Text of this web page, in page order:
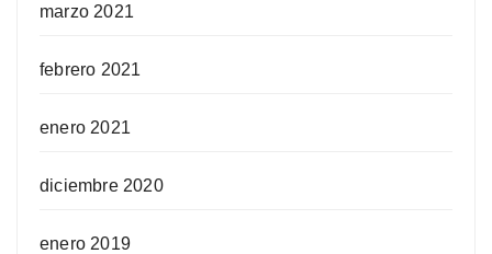
marzo 2021
febrero 2021
enero 2021
diciembre 2020
enero 2019